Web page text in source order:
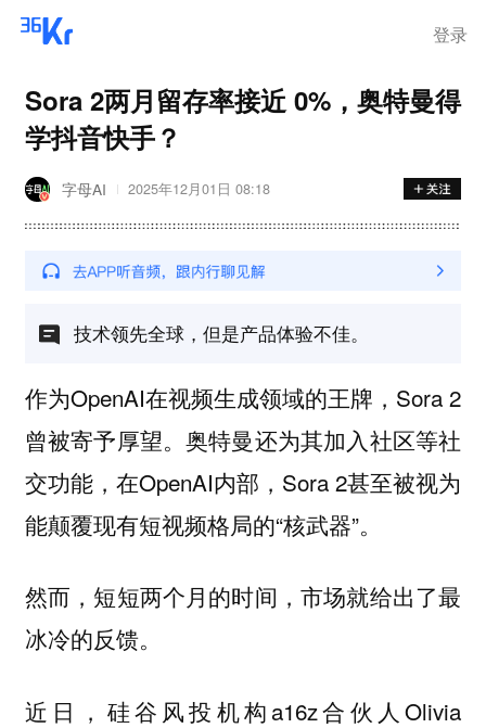
登录
Sora 2两月留存率接近 0%，奥特曼得
学抖音快手？
字母AI 2025年12月01日 08:18
技术领先全球，但是产品体验不佳。
作为OpenAI在视频生成领域的王牌，Sora 2
曾被寄予厚望。奥特曼还为其加入社区等社
交功能，在OpenAI内部，Sora 2甚至被视为
能颠覆现有短视频格局的“核武器”。
然而，短短两个月的时间，市场就给出了最
冰冷的反馈。
近日，硅谷风投机构a16z合伙人Olivia